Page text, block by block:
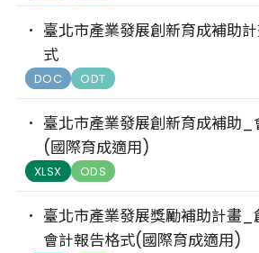
臺北市產業發展創新育成補助
式
DOC ODT
臺北市產業發展創新育成補助_
(國際育成適用)
XLSX ODS
臺北市產業發展獎勵補助計畫_
會計報告格式(國際育成適用)